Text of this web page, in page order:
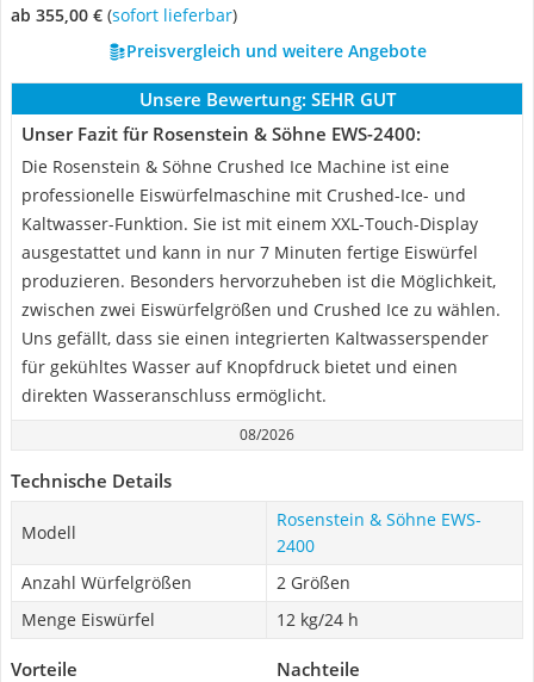
ab 355,00 € ( Sofort lieferbar)
Preisvergleich und weitere Angebote
Unsere Bewertung: SEHR GUT
Unser Fazit für Rosenstein & Söhne EWS-2400:
Die Rosenstein & Söhne Crushed Ice Machine ist eine
professionelle Eiswürfelmaschine mit Crushed-Ice- und
Kaltwasser-Funktion. Sie ist mit einem XXL-Touch-Display
ausgestattet und kann in nur 7 Minuten fertige Eiswürfel
produzieren. Besonders hervorzuheben ist die Möglichkeit,
zwischen zwei Eiswürfelgrößen und Crushed Ice zu wählen.
Uns gefällt, dass sie einen integrierten Kaltwasserspender
für gekühltes Wasser auf Knopfdruck bietet und einen
direkten Wasseranschluss ermöglicht.
08/2026
Technische Details
Modell
Rosenstein & Söhne EWS-
2400
Anzahl Würfelgrößen
2 Größen
Menge Eiswürfel
12 kg/24 h
Vorteile Nachteile